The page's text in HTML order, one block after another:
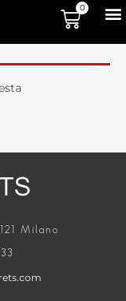
0
Milano